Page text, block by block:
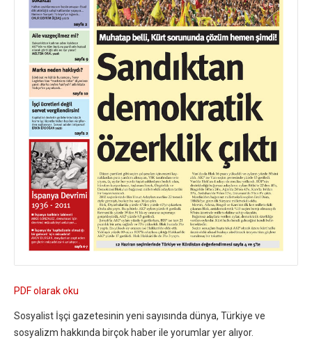
PDF olarak oku
Sosyalist İşçi gazetesinin yeni sayısında dünya, Türkiye ve
sosyalizm hakkında birçok haber ile yorumlar yer alıyor.